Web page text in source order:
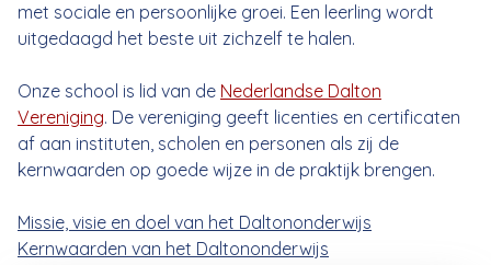
met sociale en persoonlijke groei. Een leerling wordt
uitgedaagd het beste uit zichzelf te halen.
Onze school is lid van de Nederlandse Dalton
Vereniging. De vereniging geeft licenties en certificaten
af aan instituten, scholen en personen als zij de
kernwaarden op goede wijze in de praktijk brengen.
Missie, visie en doel van het Daltononderwijs
Kernwaarden van het Daltononderwijs